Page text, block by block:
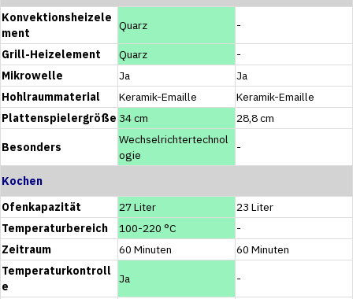
Konvektionsheizele
ment
Quarz -
Grill-Heizelement Quarz
-
Mikrowelle
Ja
Ja
Hohlraummaterial
Keramik-Emaille
Keramik-Emaille
Plattenspielergröße 34 cm 28,8 cm
Besonders
Wechselrichtertechnol
ogie
-
Kochen
Ofenkapazität
27 Liter
23 Liter
Temperaturbereich
100-220 °C
-
Zeitraum
60 Minuten
60 Minuten
Temperaturkontroll
e
Ja -